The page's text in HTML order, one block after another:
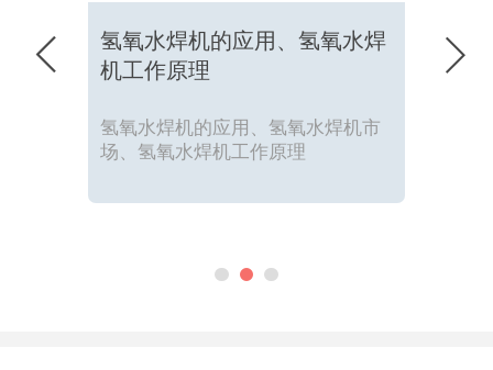
氢氧水焊机的应用、氢氧水焊
机工作原理
氢氧水焊机的应用、氢氧水焊机市
场、氢氧水焊机工作原理
 